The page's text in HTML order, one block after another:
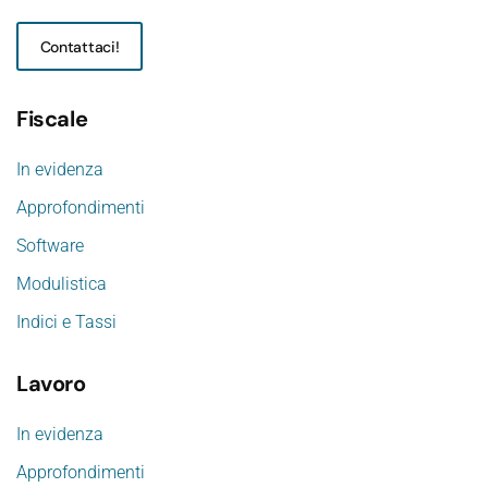
Contattaci!
Fiscale
In evidenza
Approfondimenti
Software
Modulistica
Indici e Tassi
Lavoro
In evidenza
Approfondimenti